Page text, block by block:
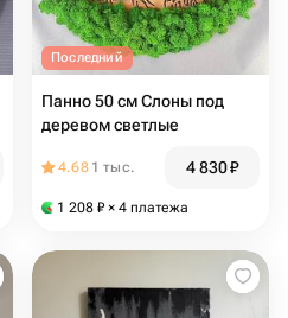
Последний
Панно 50 см Слоны под
деревом светлые
4.68 1 тыс. 4 830₽
1 208 ₽ × 4 платежа